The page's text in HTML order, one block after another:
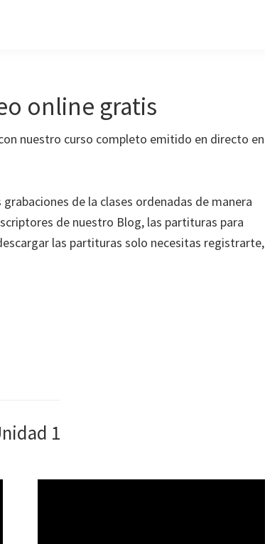
online gratis
nuestro curso completo emitido en directo en
de la clases ordenadas de manera
de nuestro Blog, las partituras para
las partituras solo necesitas registrarte,
1